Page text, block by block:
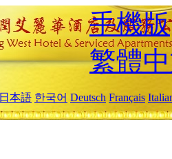
手機版
繁體
日本語 한국어 Deutsch Français